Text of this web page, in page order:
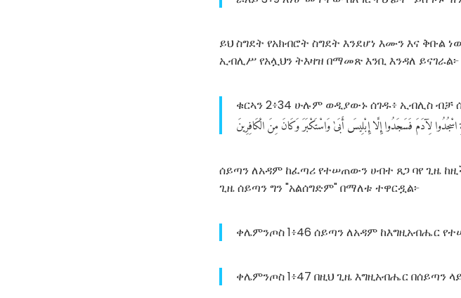
ይህ ስግደት የአክብሮት ስግደት እንደሆነ እሙን እና ቅቡል
ኢብሊሥ የአሏህን ትእዛዝ በማመጽ እንቢ እንዳለ ይናገራል፦
ቁርኣን 2፥34 ሁሉም ወዲያውኑ ሰገዱ፥ ኢብሊስ ብቻ
اسْجُدُوالِآدَمَفَسَجَدُواإِلَّاإِبْلِيسَأَبَىٰوَاسْتَكْبَرَوَكَانَمِنَالْكَافِرِينَ
ሰይጣን ለአዳም ከፈጣሪ የተሠጠውን ሀብተ ጸጋ ባየ ጊዜ
ጊዜ ሰይጣን ግን "አልሰግድም" በማለቱ ተዋርዷል፦
ቀሌምንጦስ 1፥46 ሰይጣን ለአዳም ከእግዚአብሔር
ቀሌምንጦስ 1፥47 በዚህ ጊዜ እግዚአብሔር በሰይጣን